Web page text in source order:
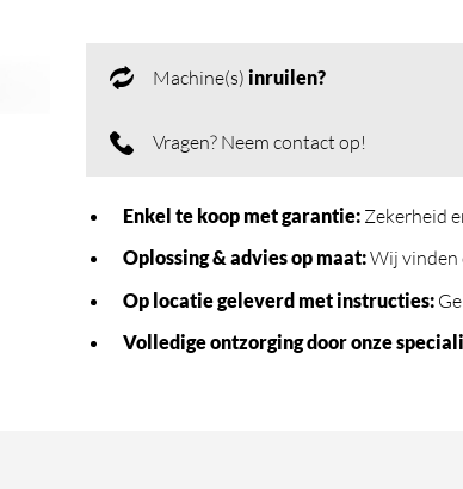
Machine(s) inruilen?
Vragen? Neem contact op!
Enkel te koop met garantie: Zekerheid
Oplossing & advies op maat:Wij vinden
Op locatie geleverd met instructies:
Volledige ontzorging door onze